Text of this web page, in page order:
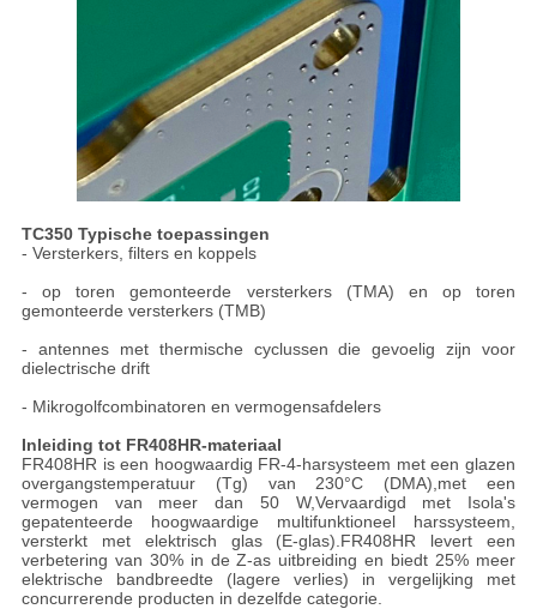
TC350 Typische toepassingen
- Versterkers, filters en koppels
- op toren gemonteerde versterkers (TMA) en op toren
gemonteerde versterkers (TMB)
- antennes met thermische cyclussen die gevoelig zijn voor
dielectrische drift
- Mikrogolfcombinatoren en vermogensafdelers
Inleiding tot FR408HR-materiaal
FR408HR is een hoogwaardig FR-4-harsysteem met een glazen
overgangstemperatuur (Tg) van 230°C (DMA),met een
vermogen van meer dan 50 W,Vervaardigd met Isola's
gepatenteerde hoogwaardige multifunktioneel harssysteem,
versterkt met elektrisch glas (E-glas).FR408HR levert een
verbetering van 30% in de Z-as uitbreiding en biedt 25% meer
elektrische bandbreedte (lagere verlies) in vergelijking met
concurrerende producten in dezelfde categorie.